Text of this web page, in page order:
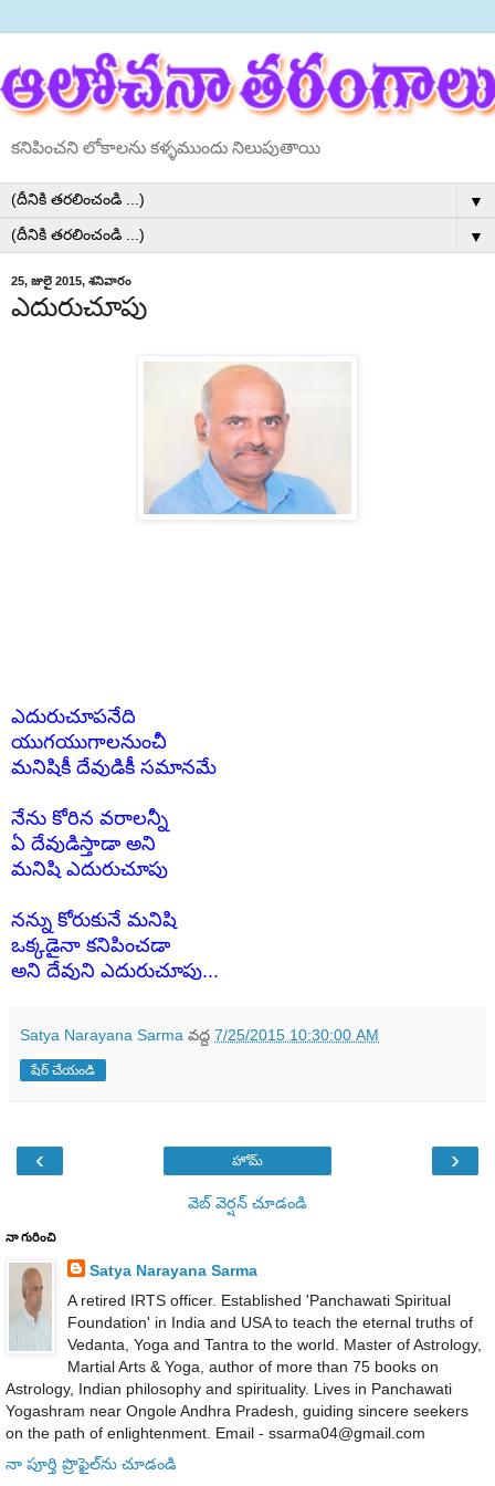
కనిపించని లోకాలను కళ్ళముందు నిలుపుతాయి
▼
▼
25, జులై 2015, శనివారం
ఎదురుచూపు
ఎదురుచూపనేది
యుగయుగాలనుంచీ
మనిషికీ దేవుడికీ సమానమే
నేను కోరిన వరాలన్నీ
ఏ దేవుడిస్తాడా అని
మనిషి ఎదురుచూపు
నన్ను కోరుకునే మనిషి
ఒక్కడైనా కనిపించడా
అని దేవుని ఎదురుచూపు...
Satya Narayana Sarma వద్ద 7/25/2015 10:30:00 AM
షేర్ చేయండి
‹ ›
హోమ్
వెబ్ వెర్షన్‌ చూడండి
నా గురించి
Satya Narayana Sarma
A retired IRTS officer. Established 'Panchawati Spiritual
Foundation' in India and USA to teach the eternal truths of
Vedanta, Yoga and Tantra to the world. Master of Astrology,
Martial Arts & Yoga, author of more than 75 books on
Astrology, Indian philosophy and spirituality. Lives in Panchawati
Yogashram near Ongole Andhra Pradesh, guiding sincere seekers
on the path of enlightenment. Email - ssarma04@gmail.com
నా పూర్తి ప్రొఫైల్‌ను చూడండి